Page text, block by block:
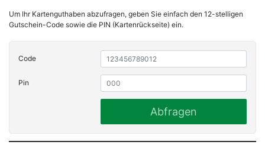
Um Ihr Kartenguthaben abzufragen, geben Sie einfach den 12-stelligen
Gutschein-Code sowie die PIN (Kartenrückseite) ein.
Code
Pin
Abfragen